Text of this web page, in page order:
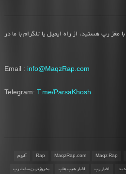
مغز رپ هستید، از راه ایمیل یا تلگرام با ما در
Email : info@MaqzRap.com
Telegram: T.me/ParsaKhosh
Maqz Rap
MaqzRap.com
Rap آلبوم
اخبار رپ اخبار هیپ هاپ به روزترین سایت رپ